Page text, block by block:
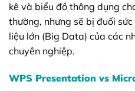
kê và biểu đồ thông dụng
thường, nhưng sẽ bị đuối
liệu lớn (Big Data) của các
chuyên nghiệp.
WPS Presentation vs